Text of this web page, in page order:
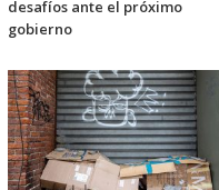
desafíos ante el próximo
gobierno